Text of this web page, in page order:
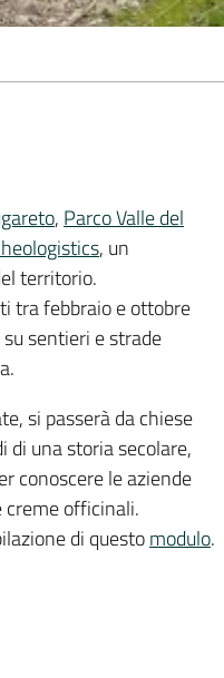
, Parco Valle del
, un
territorio.
tra febbraio e ottobre
sentieri e strade
si passerà da chiese
di una storia secolare,
conoscere le aziende
creme officinali.
di questomodulo.